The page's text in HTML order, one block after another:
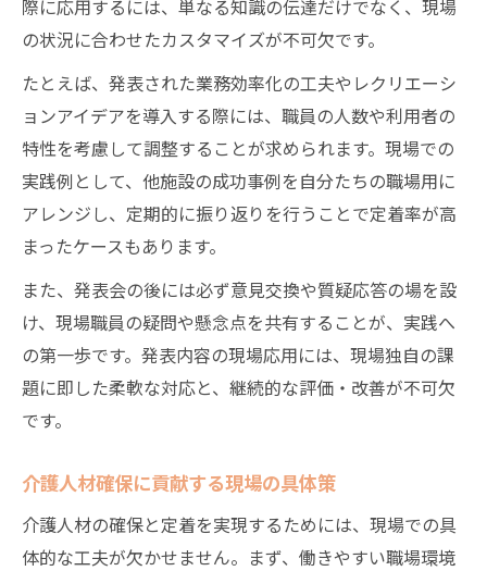
際に応用するには、単なる知識の伝達だけでなく、現場
の状況に合わせたカスタマイズが不可欠です。
たとえば、発表された業務効率化の工夫やレクリエーシ
ョンアイデアを導入する際には、職員の人数や利用者の
特性を考慮して調整することが求められます。現場での
実践例として、他施設の成功事例を自分たちの職場用に
アレンジし、定期的に振り返りを行うことで定着率が高
まったケースもあります。
また、発表会の後には必ず意見交換や質疑応答の場を設
け、現場職員の疑問や懸念点を共有することが、実践へ
の第一歩です。発表内容の現場応用には、現場独自の課
題に即した柔軟な対応と、継続的な評価・改善が不可欠
です。
介護人材確保に貢献する現場の具体策
介護人材の確保と定着を実現するためには、現場での具
体的な工夫が欠かせません。まず、働きやすい職場環境